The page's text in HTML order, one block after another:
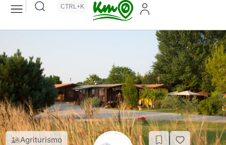
CTRL+K
Agriturismo